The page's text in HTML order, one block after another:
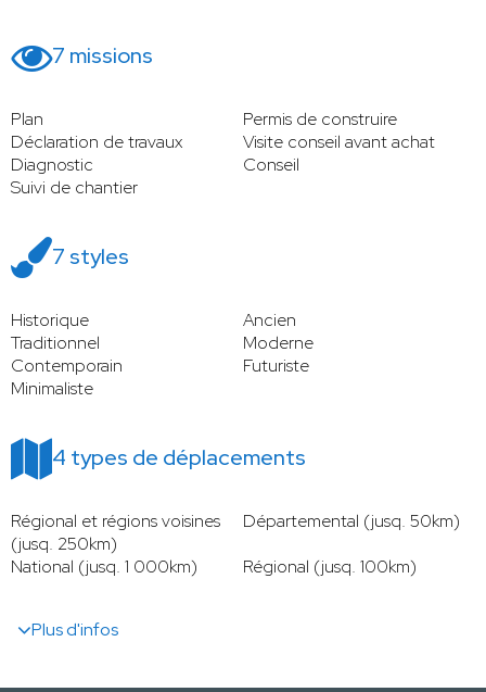
7 missions
Plan
Permis de construire
Déclaration de travaux
Visite conseil avant achat
Diagnostic
Conseil
Suivi de chantier
7 styles
Historique
Ancien
Traditionnel
Moderne
Contemporain
Futuriste
Minimaliste
4 types de déplacements
Régional et régions voisines
(jusq. 250km)
Départemental (jusq. 50km)
National (jusq. 1 000km)
Régional (jusq. 100km)
Plus d'infos